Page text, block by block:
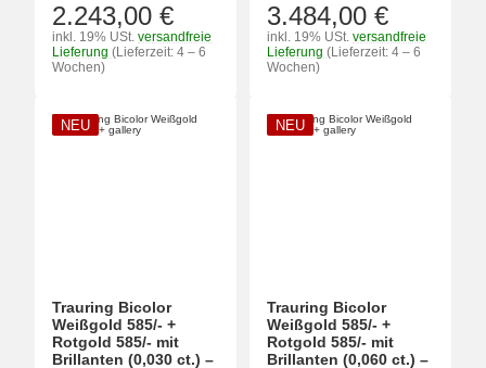
2.243,00 €
inkl. 19% USt. versandfreie
Lieferung (Lieferzeit: 4 – 6
Wochen)
3.484,00 €
inkl. 19% USt. versandfreie
Lieferung (Lieferzeit: 4 – 6
Wochen)
NEU
Trauring Bicolor
Weißgold 585/- +
Rotgold 585/- mit
Brillanten (0,030 ct.) –
NEU
Trauring Bicolor
Weißgold 585/- +
Rotgold 585/- mit
Brillanten (0,060 ct.) –